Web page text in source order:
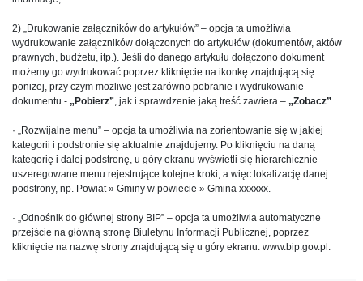
2) „Drukowanie załączników do artykułów” – opcja ta umożliwia
wydrukowanie załączników dołączonych do artykułów (dokumentów, aktów
prawnych, budżetu, itp.). Jeśli do danego artykułu dołączono dokument
możemy go wydrukować poprzez kliknięcie na ikonkę znajdującą się
poniżej, przy czym możliwe jest zarówno pobranie i wydrukowanie
dokumentu - „Pobierz” , jak i sprawdzenie jaką treść zawiera – „Zobacz”
· „Rozwijalne menu” – opcja ta umożliwia na zorientowanie się w jakiej
kategorii i podstronie się aktualnie znajdujemy. Po kliknięciu na daną
kategorię i dalej podstronę, u góry ekranu wyświetli się hierarchicznie
uszeregowane menu rejestrujące kolejne kroki, a więc lokalizację danej
podstrony, np. Powiat » Gminy w powiecie » Gmina xxxxxx.
· „Odnośnik do głównej strony BIP” – opcja ta umożliwia automatyczne
przejście na główną stronę Biuletynu Informacji Publicznej, poprzez
kliknięcie na nazwę strony znajdującą się u góry ekranu: www.bip.gov.pl.